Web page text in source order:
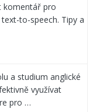
komentář pro
to-speech. Tipy a
a studium anglické
využívat
pro …